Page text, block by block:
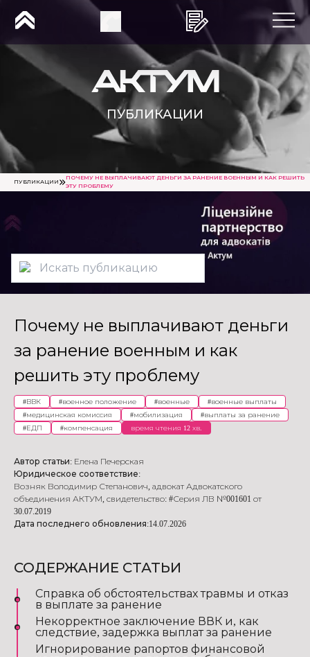
ПУБЛИКАЦИИ
ПУБЛИКАЦИИ
ПОЧЕМУ НЕ ВЫПЛАЧИВАЮТ ДЕНЬГИ ЗА РАНЕНИЕ ВОЕННЫМ И КАК РЕШИТЬ
ЭТУ ​​ПРОБЛЕМУ
Почему не выплачивают деньги
за ранение военным и как
решить эту ​​проблему
#ВВК #военное положение #военные #военные выплаты
#медицинская комиссия #мобилизация #выплаты за ранение
#ЕДП #компенсация время чтения 12 хв.
Автор статьи: Елена Печерская
Юридическое соответствие:
Возняк Володимир Степанович, адвокат Адвокатского
объединения АКТУМ, свидетельство: #Серия ЛВ №001601 от
30.07.2019
Дата последнего обновления:14.07.2026
СОДЕРЖАНИЕ СТАТЬИ
Справка об обстоятельствах травмы и отказ
в выплате за ранение
Некорректное заключение ВВК и, как
следствие, задержка выплат за ранение
Игнорирование рапортов финансовой